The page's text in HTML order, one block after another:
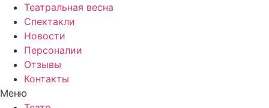
Театральная весна
Спектакли
Новости
Персоналии
Отзывы
Контакты
Меню